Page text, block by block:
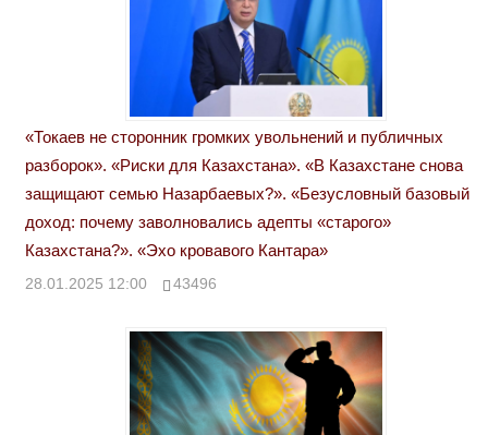
«Токаев не сторонник громких увольнений и публичных
разборок». «Риски для Казахстана». «В Казахстане снова
защищают семью Назарбаевых?». «Безусловный базовый
доход: почему заволновались адепты «старого»
Казахстана?». «Эхо кровавого Кантара»
28.01.2025 12:00 43496